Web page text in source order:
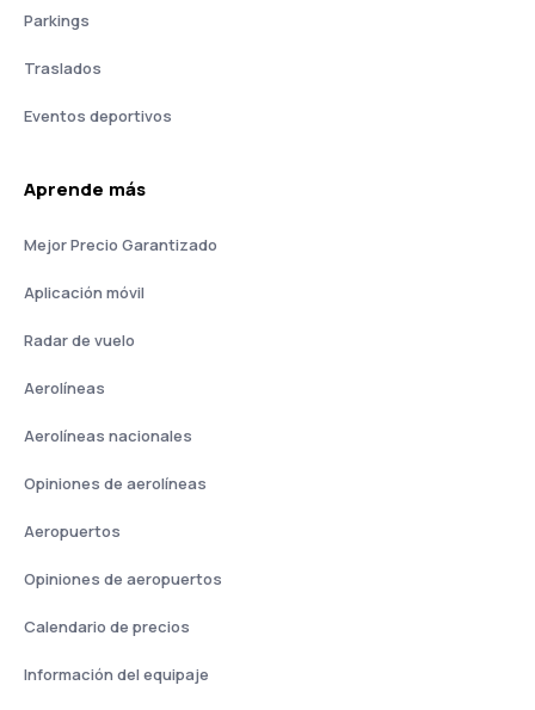
Parkings
Traslados
Eventos deportivos
Aprende más
Mejor Precio Garantizado
Aplicación móvil
Radar de vuelo
Aerolíneas
Aerolíneas nacionales
Opiniones de aerolíneas
Aeropuertos
Opiniones de aeropuertos
Calendario de precios
Información del equipaje